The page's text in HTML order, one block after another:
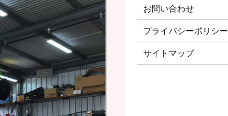
お問い合わせ
プライバシーポリシー
サイトマップ